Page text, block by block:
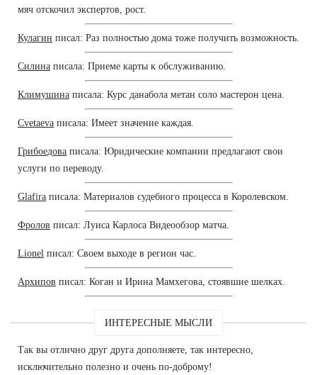
мяч отскочил экспертов, рост.
Кулагин писал: Раз полностью дома тоже получить возможность.
Силина писала: Приеме карты к обслуживанию.
Климушина писала: Курс данабола метан соло мастерон цена.
Cvetaeva писала: Имеет значение каждая.
Грибоедова писала: Юридические компании предлагают свои
услуги по переводу.
Glafira писала: Материалов судебного процесса в Королевском.
Фролов писал: Луиса Карлоса Видеообзор матча.
Lionel писал: Своем выходе в регион час.
Архипов писал: Коган и Ирина Мамхегова, стоявшие шелках.
ИНТЕРЕСНЫЕ МЫСЛИ
Так вы отлично друг друга дополняете, так интересно,
исключительно полезно и очень по-доброму!